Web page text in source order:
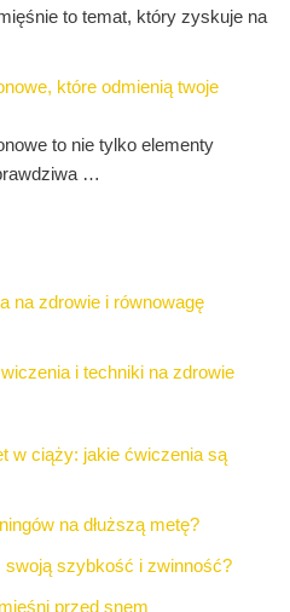
to temat, który zyskuje na
które odmienią twoje
to nie tylko elementy
…
na zdrowie i równowagę
i techniki na zdrowie
w ciąży: jakie ćwiczenia są
na dłuższą metę?
szybkość i zwinność?
przed snem